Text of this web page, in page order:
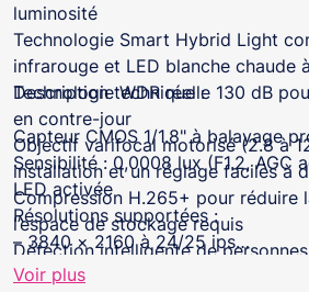
luminosité
Technologie Smart Hybrid Light
infrarouge et LED blanche chaude
Technologie WDR réelle 130 dB
en contre-jour
Objectif varifocal motorisé (2.8 à
installation et un réglage faciles à
Compression H.265+ pour réduire
l’espace de stockage requis
Détection intelligente de
basée sur le deep learning
Description technique :
Capteur CMOS 1/1.8" à balayage
Sensibilité : 0,0008 lux (F1.2, AGC
LED activée
Résolutions supportées :
– 3840 × 2160 à 24/25 ips
– 3200 × 1800 / 2688 × 1520 /
Voir plus